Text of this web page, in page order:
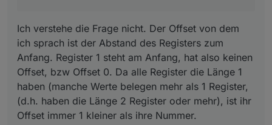
Ich verstehe die Frage nicht. Der Offset von dem
ich sprach ist der Abstand des Registers zum
Anfang. Register 1 steht am Anfang, hat also keinen
Offset, bzw Offset 0. Da alle Register die Länge 1
haben (manche Werte belegen mehr als 1 Register,
(d.h. haben die Länge 2 Register oder mehr), ist ihr
Offset immer 1 kleiner als ihre Nummer.